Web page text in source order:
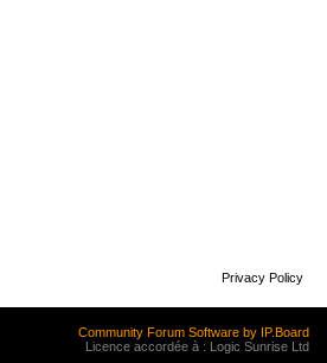
Privacy Policy
Community Forum Software by IP.Board
Licence accordée à : Logic Sunrise Ltd